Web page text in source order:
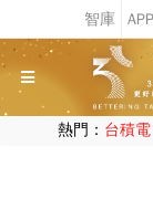
熱門： 台積電